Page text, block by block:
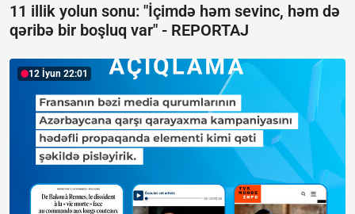
11 illik yolun sonu: "İçimdə həm sevinc, həm də
qəribə bir boşluq var" - REPORTAJ
12 İyun 22:01